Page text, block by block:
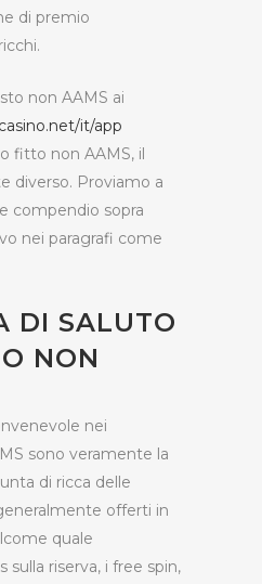
di premio
non AAMS ai
it/app
fitto non AAMS, il
diverso. Proviamo a
compendio sopra
nei paragrafi come
DI SALUTO
NON
nei
sono veramente la
di ricca delle
offerti in
quale
sulla riserva, i free spin,